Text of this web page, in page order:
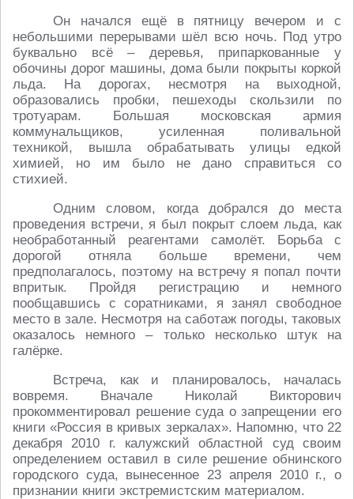
Он начался ещё в пятницу вечером и с
небольшими перерывами шёл всю ночь. Под утро
буквально всё – деревья, припаркованные у
обочины дорог машины, дома были покрыты коркой
льда. На дорогах, несмотря на выходной,
образовались пробки, пешеходы скользили по
тротуарам. Большая московская армия
коммунальщиков, усиленная поливальной
техникой, вышла обрабатывать улицы едкой
химией, но им было не дано справиться со
стихией.
Одним словом, когда добрался до места
проведения встречи, я был покрыт слоем льда, как
необработанный реагентами самолёт. Борьба с
дорогой отняла больше времени, чем
предполагалось, поэтому на встречу я попал почти
впритык. Пройдя регистрацию и немного
пообщавшись с соратниками, я занял свободное
место в зале. Несмотря на саботаж погоды, таковых
оказалось немного – только несколько штук на
галёрке.
Встреча, как и планировалось, началась
вовремя. Вначале Николай Викторович
прокомментировал решение суда о запрещении его
книги «Россия в кривых зеркалах». Напомню, что 22
декабря 2010 г. калужский областной суд своим
определением оставил в силе решение обнинского
городского суда, вынесенное 23 апреля 2010 г., о
признании книги экстремистским материалом.